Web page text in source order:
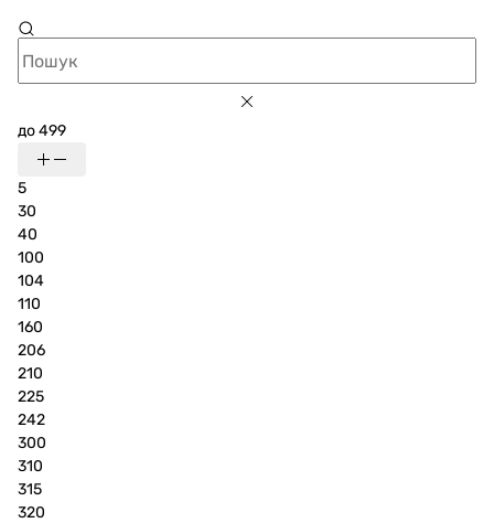
до 499
5
30
40
100
104
110
160
206
210
225
242
300
310
315
320